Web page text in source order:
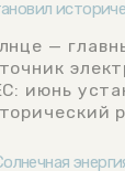
—
июнь